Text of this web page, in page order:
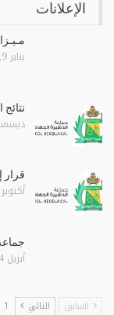
الإعلانات
يناير 9, 2026
ديسمبر 18,
قرار
أكتوبر 17, 2025
أبريل 24, 2025
السابق التالي 1 من 209